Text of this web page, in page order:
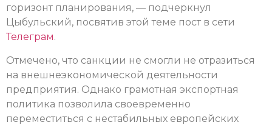
горизонт планирования, — подчеркнул
Цыбульский, посвятив этой теме пост в сети
Телеграм.
Отмечено, что санкции не смогли не отразиться
на внешнеэкономической деятельности
предприятия. Однако грамотная экспортная
политика позволила своевременно
переместиться с нестабильных европейских